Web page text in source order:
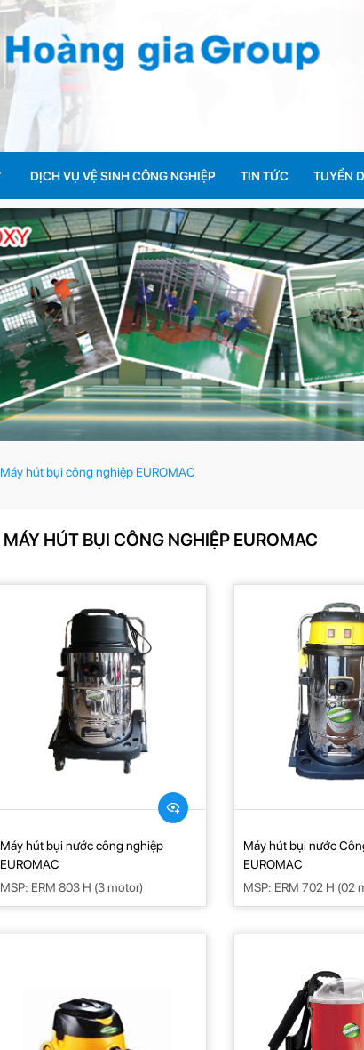
DỊCH VỤ VỆ SINH CÔNG NGHIỆP TIN TỨC TUYỂN
Máy hút bụi công nghiệp EUROMAC
MÁY HÚT BỤI CÔNG NGHIỆP EUROMAC
Máy hút bụi nước công nghiệp
EUROMAC
MSP: ERM 803 H (3 motor)
Máy hút bụi nước
EUROMAC
MSP: ERM 702 H (02